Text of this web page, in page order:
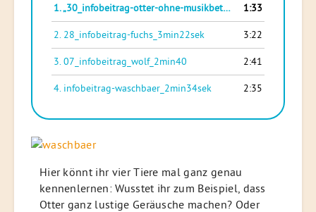
1.„30_infobeitrag-otter-ohne-musikbett_1min33sek“ 1:33
2. 28_infobeitrag-fuchs_3min22sek 3:22
3.07_infobeitrag_wolf_2min40 2:41
4. infobeitrag-waschbaer_2min34sek 2:35
Hier könnt ihr vier Tiere mal ganz genau
kennenlernen: Wusstet ihr zum Beispiel, dass
Otter ganz lustige Geräusche machen? Oder